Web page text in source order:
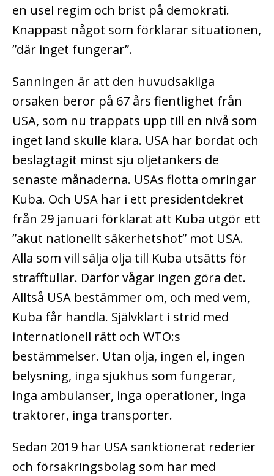
en usel regim och brist på demokrati.
Knappast något som förklarar situationen,
”där inget fungerar”.
Sanningen är att den huvudsakliga
orsaken beror på 67 års fientlighet från
USA, som nu trappats upp till en nivå som
inget land skulle klara. USA har bordat och
beslagtagit minst sju oljetankers de
senaste månaderna. USAs flotta omringar
Kuba. Och USA har i ett presidentdekret
från 29 januari förklarat att Kuba utgör ett
”akut nationellt säkerhetshot” mot USA.
Alla som vill sälja olja till Kuba utsätts för
strafftullar. Därför vågar ingen göra det.
Alltså USA bestämmer om, och med vem,
Kuba får handla. Självklart i strid med
internationell rätt och WTO:s
bestämmelser. Utan olja, ingen el, ingen
belysning, inga sjukhus som fungerar,
inga ambulanser, inga operationer, inga
traktorer, inga transporter.
Sedan 2019 har USA sanktionerat rederier
och försäkringsbolag som har med